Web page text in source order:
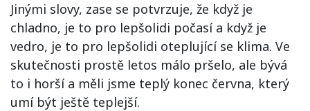
Jinými slovy, zase se potvrzuje, že když je
chladno, je to pro lepšolidi počasí a když je
vedro, je to pro lepšolidi oteplující se klima. Ve
skutečnosti prostě letos málo pršelo, ale bývá
to i horší a měli jsme teplý konec června, který
umí být ještě teplejší.